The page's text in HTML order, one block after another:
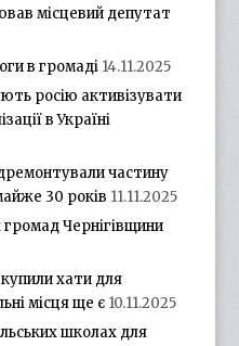
місцевий депутат
в громаді 14.11.2025
росію активізувати
в Україні
частину
30 років 11.11.2025
Чернігівщини
хати для
місця ще є 10.11.2025
школах для